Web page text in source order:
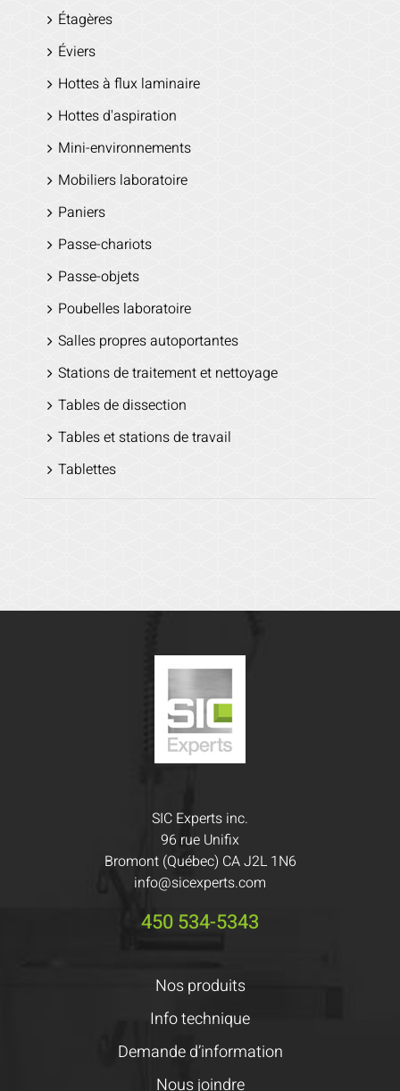
Étagères
Éviers
Hottes à flux laminaire
Hottes d'aspiration
Mini-environnements
Mobiliers laboratoire
Paniers
Passe-chariots
Passe-objets
Poubelles laboratoire
Salles propres autoportantes
Stations de traitement et nettoyage
Tables de dissection
Tables et stations de travail
Tablettes
SIC Experts inc.
96 rue Unifix
Bromont (Québec) CA J2L 1N6
info@sicexperts.com
450 534-5343
Nos produits
Info technique
Demande d’information
Nous joindre